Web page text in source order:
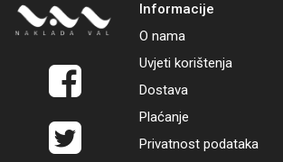
Informacije
O nama
Uvjeti korištenja
Dostava
Plaćanje
Privatnost podataka